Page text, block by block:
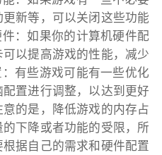
新等，可以关闭这些功能
：如果你的计算机硬件配
以提高游戏的性能，减少
有些游戏可能有一些优化
置进行调整，以达到更好
的是，降低游戏的内存占
下降或者功能的受限，所
据自己的需求和硬件配置